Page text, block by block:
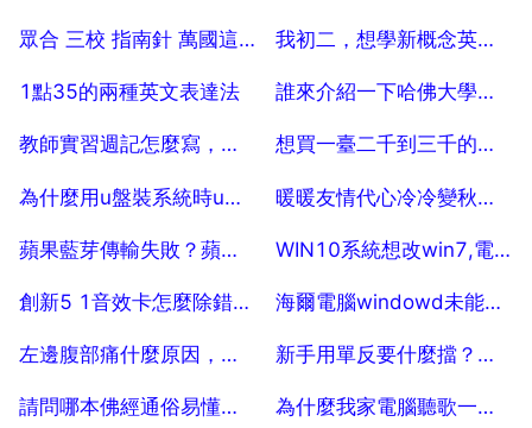
2025-07-19 2025-07-19
眾合 三校 指南針 萬國這幾個機構，報哪個好些？
2025-07-19
我初二，想學新概念英語，幾級比較適合我呢？
2025-07-19
1點35的兩種英文表達法
2025-07-19
誰來介紹一下哈佛大學歷史教授許華茨？
2025-07-19
教師實習週記怎麼寫，到教育機構實習的實習週記怎麼寫
2025-07-19
想買一臺二千到三千的手機，有好推薦麼？
2025-07-19
為什麼用u盤裝系統時u盤總愛壞
2025-07-19
暖暖友情代心冷冷變秋是那一首歌歌詞
2025-07-19
蘋果藍芽傳輸失敗？蘋果藍芽耳機為什麼連線失敗
2025-07-19
WIN10系統想改win7,電腦小白求助 30
2025-07-19
創新5 1音效卡怎麼除錯效果會最好 用於網路唱歌
2025-07-19
海爾電腦windowd未能啟動怎麼解決方案
2025-07-19
左邊腹部痛什麼原因，左側腹部疼痛是什麼原因？
2025-07-19
新手用單反要什麼擋？單反新手用什麼檔
2025-07-19
請問哪本佛經通俗易懂且好背。 為什麼我家電腦聽歌一點聲音也沒有？沒有病毒！